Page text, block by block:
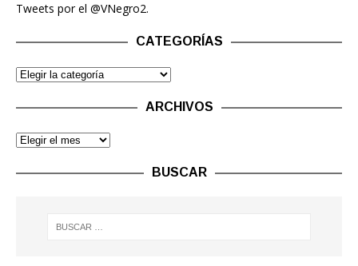
Tweets por el @VNegro2.
CATEGORÍAS
ARCHIVOS
BUSCAR